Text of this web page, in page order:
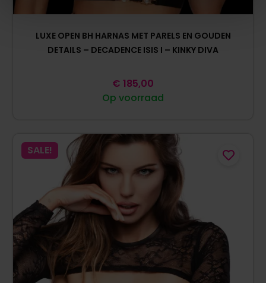
LUXE OPEN BH HARNAS MET PARELS EN GOUDEN
DETAILS – DECADENCE ISIS I – KINKY DIVA
Op voorraad
€ 185,00
SALE!